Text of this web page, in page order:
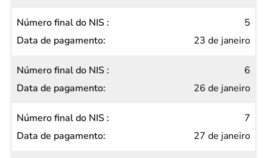
5
23 de janeiro
6
26 de janeiro
7
27 de janeiro